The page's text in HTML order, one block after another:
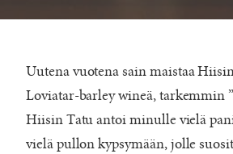
Uutena vuotena sain maistaa
Loviatar-barley wineä, tarkemmin
Hiisin Tatu antoi minulle vielä
vielä pullon kypsymään, jolle